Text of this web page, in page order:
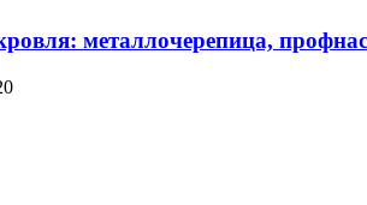
металлочерепица,